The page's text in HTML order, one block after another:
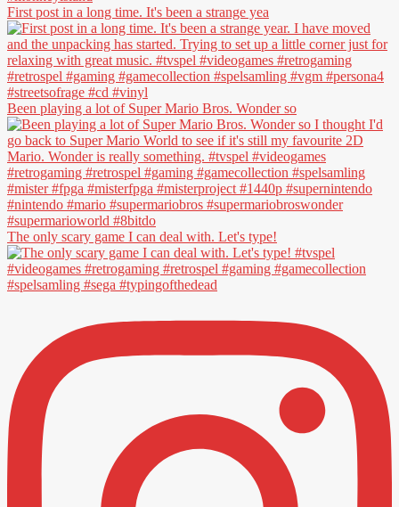
First post in a long time. It's been a strange yea
Been playing a lot of Super Mario Bros. Wonder so
The only scary game I can deal with. Let's type!